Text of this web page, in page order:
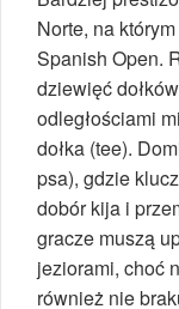
Norte, na
Spanish Open.
dziewięć
odległościami
dołka (tee).
psa), gdzie
dobór kija i
gracze muszą
jeziorami, choć
również nie